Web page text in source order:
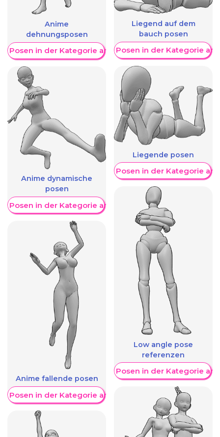
Anime
dehnungsposen
Posen in der Kategorie anzeigen
Anime dynamische
posen
Posen in der Kategorie anzeigen
Anime fallende posen
Posen in der Kategorie anzeigen
Liegend auf dem
bauch posen
Weitere Posen in der Kategorie
Liegende posen
Weitere Posen in der Kategorie
Low angle pose
referenzen
Weitere Posen in der Kategorie